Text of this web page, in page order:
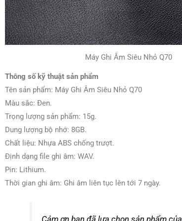
Máy Ghi Âm Siêu Nhỏ Q70
Thông số kỹ thuật sản phẩm
Tên sản phẩm: Máy Ghi Âm Siêu Nhỏ Q70
Màu sắc: Đen.
Trọng lượng sản phẩm: 15g.
Dung lượng bộ nhớ: 8GB.
Chất liệu: Nhựa ABS chống trượt.
Định dạng file ghi âm: WAV.
Pin: Lithium.
Thời gian ghi âm: Ghi âm liên tục lên tới 7 ngày.
Cảm ơn bạn đã lựa chọn sản phẩm của